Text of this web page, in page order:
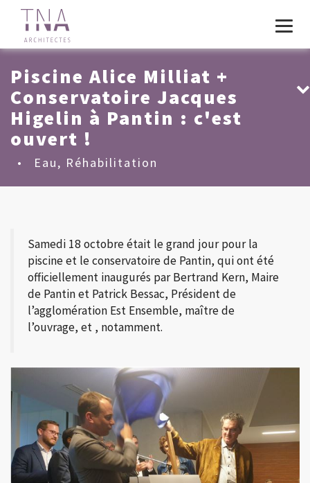
Piscine Alice Milliat +
Conservatoire Jacques
Higelin à Pantin : c'est
ouvert !
• Eau, Réhabilitation
Samedi 18 octobre était le grand jour pour la
piscine et le conservatoire de Pantin, qui ont été
officiellement inaugurés par Bertrand Kern, Maire
de Pantin et Patrick Bessac, Président de
l’agglomération Est Ensemble, maître de
l’ouvrage, et , notamment.